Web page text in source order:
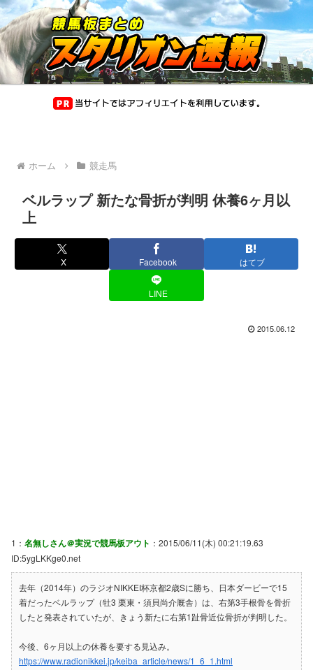
ホーム 競走馬
ベルラップ 新たな骨折が判明 休養6ヶ月以
上
X Facebook はてブ
LINE
2015.06.12
1： 名無しさん＠実況で競馬板アウト ：2015/06/11(木) 00:21:19.63
ID:5ygLKKge0.net
去年（2014年）のラジオNIKKEI杯京都2歳Sに勝ち、日本ダービーで15
着だったベルラップ（牡3 栗東・須貝尚介厩舎）は、右第3手根骨を骨折
したと発表されていたが、きょう新たに右第1趾骨近位骨折が判明した。
今後、6ヶ月以上の休養を要する見込み。
https://www.radionikkei.jp/keiba_article/news/1_6_1.html